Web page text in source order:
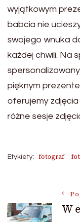
wyjątkowym
babcia nie
swojego wnuka
każdej chwili. Na
pięknym
oferujemy
różne sesje
Etykiety: fotograf
W